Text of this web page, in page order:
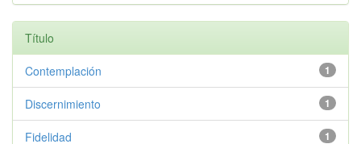
Título
1
Contemplación
1
Discernimiento
1
Fidelidad